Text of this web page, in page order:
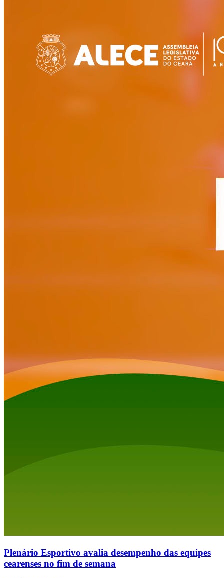
Plenário Esportivo avalia desempenho das equipes
cearenses no fim de semana